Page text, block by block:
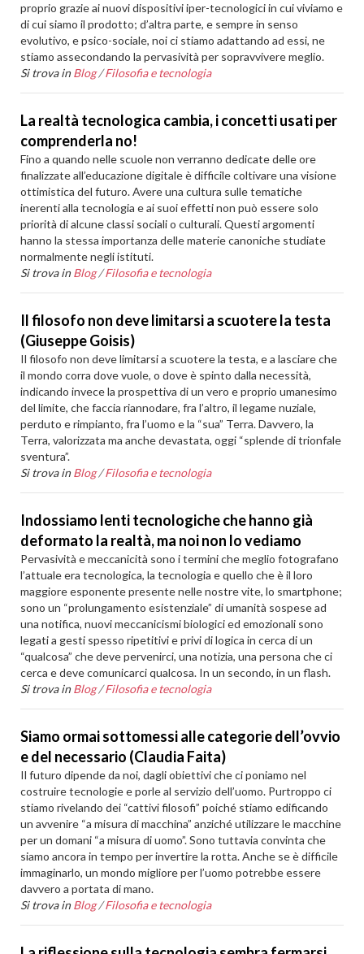
proprio grazie ai nuovi dispositivi iper-tecnologici in cui viviamo e
di cui siamo il prodotto; d’altra parte, e sempre in senso
evolutivo, e psico-sociale, noi ci stiamo adattando ad essi, ne
stiamo assecondando la pervasività per sopravvivere meglio.
Si trova in Blog /Filosofia e tecnologia
La realtà tecnologica cambia, i concetti usati per
comprenderla no!
Fino a quando nelle scuole non verranno dedicate delle ore
finalizzate all’educazione digitale è difficile coltivare una visione
ottimistica del futuro. Avere una cultura sulle tematiche
inerenti alla tecnologia e ai suoi effetti non può essere solo
priorità di alcune classi sociali o culturali. Questi argomenti
hanno la stessa importanza delle materie canoniche studiate
normalmente negli istituti.
Si trova in Blog /Filosofia e tecnologia
Il filosofo non deve limitarsi a scuotere la testa
(Giuseppe Goisis)
Il filosofo non deve limitarsi a scuotere la testa, e a lasciare che
il mondo corra dove vuole, o dove è spinto dalla necessità,
indicando invece la prospettiva di un vero e proprio umanesimo
del limite, che faccia riannodare, fra l’altro, il legame nuziale,
perduto e rimpianto, fra l’uomo e la “sua” Terra. Davvero, la
Terra, valorizzata ma anche devastata, oggi “splende di trionfale
sventura”.
Si trova in Blog /Filosofia e tecnologia
Indossiamo lenti tecnologiche che hanno già
deformato la realtà, ma noi non lo vediamo
Pervasività e meccanicità sono i termini che meglio fotografano
l’attuale era tecnologica, la tecnologia e quello che è il loro
maggiore esponente presente nelle nostre vite, lo smartphone;
sono un “prolungamento esistenziale” di umanità sospese ad
una notifica, nuovi meccanicismi biologici ed emozionali sono
legati a gesti spesso ripetitivi e privi di logica in cerca di un
“qualcosa” che deve pervenirci, una notizia, una persona che ci
cerca e deve comunicarci qualcosa. In un secondo, in un flash.
Si trova in Blog /Filosofia e tecnologia
Siamo ormai sottomessi alle categorie dell’ovvio
e del necessario (Claudia Faita)
Il futuro dipende da noi, dagli obiettivi che ci poniamo nel
costruire tecnologie e porle al servizio dell’uomo. Purtroppo ci
stiamo rivelando dei “cattivi filosofi” poiché stiamo edificando
un avvenire “a misura di macchina” anziché utilizzare le macchine
per un domani “a misura di uomo”. Sono tuttavia convinta che
siamo ancora in tempo per invertire la rotta. Anche se è difficile
immaginarlo, un mondo migliore per l’uomo potrebbe essere
davvero a portata di mano.
Si trova in Blog /Filosofia e tecnologia